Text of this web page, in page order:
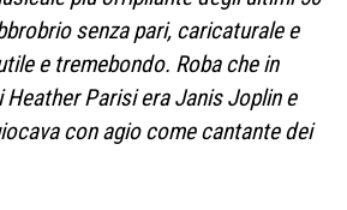
senza pari, caricaturale e
e tremebondo. Roba che in
Parisi era Janis Joplin e
con agio come cantante dei